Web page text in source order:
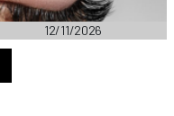
12/11/2026